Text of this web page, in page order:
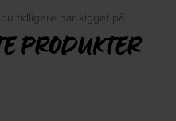
tidligere har kigget på
PRODUKTER